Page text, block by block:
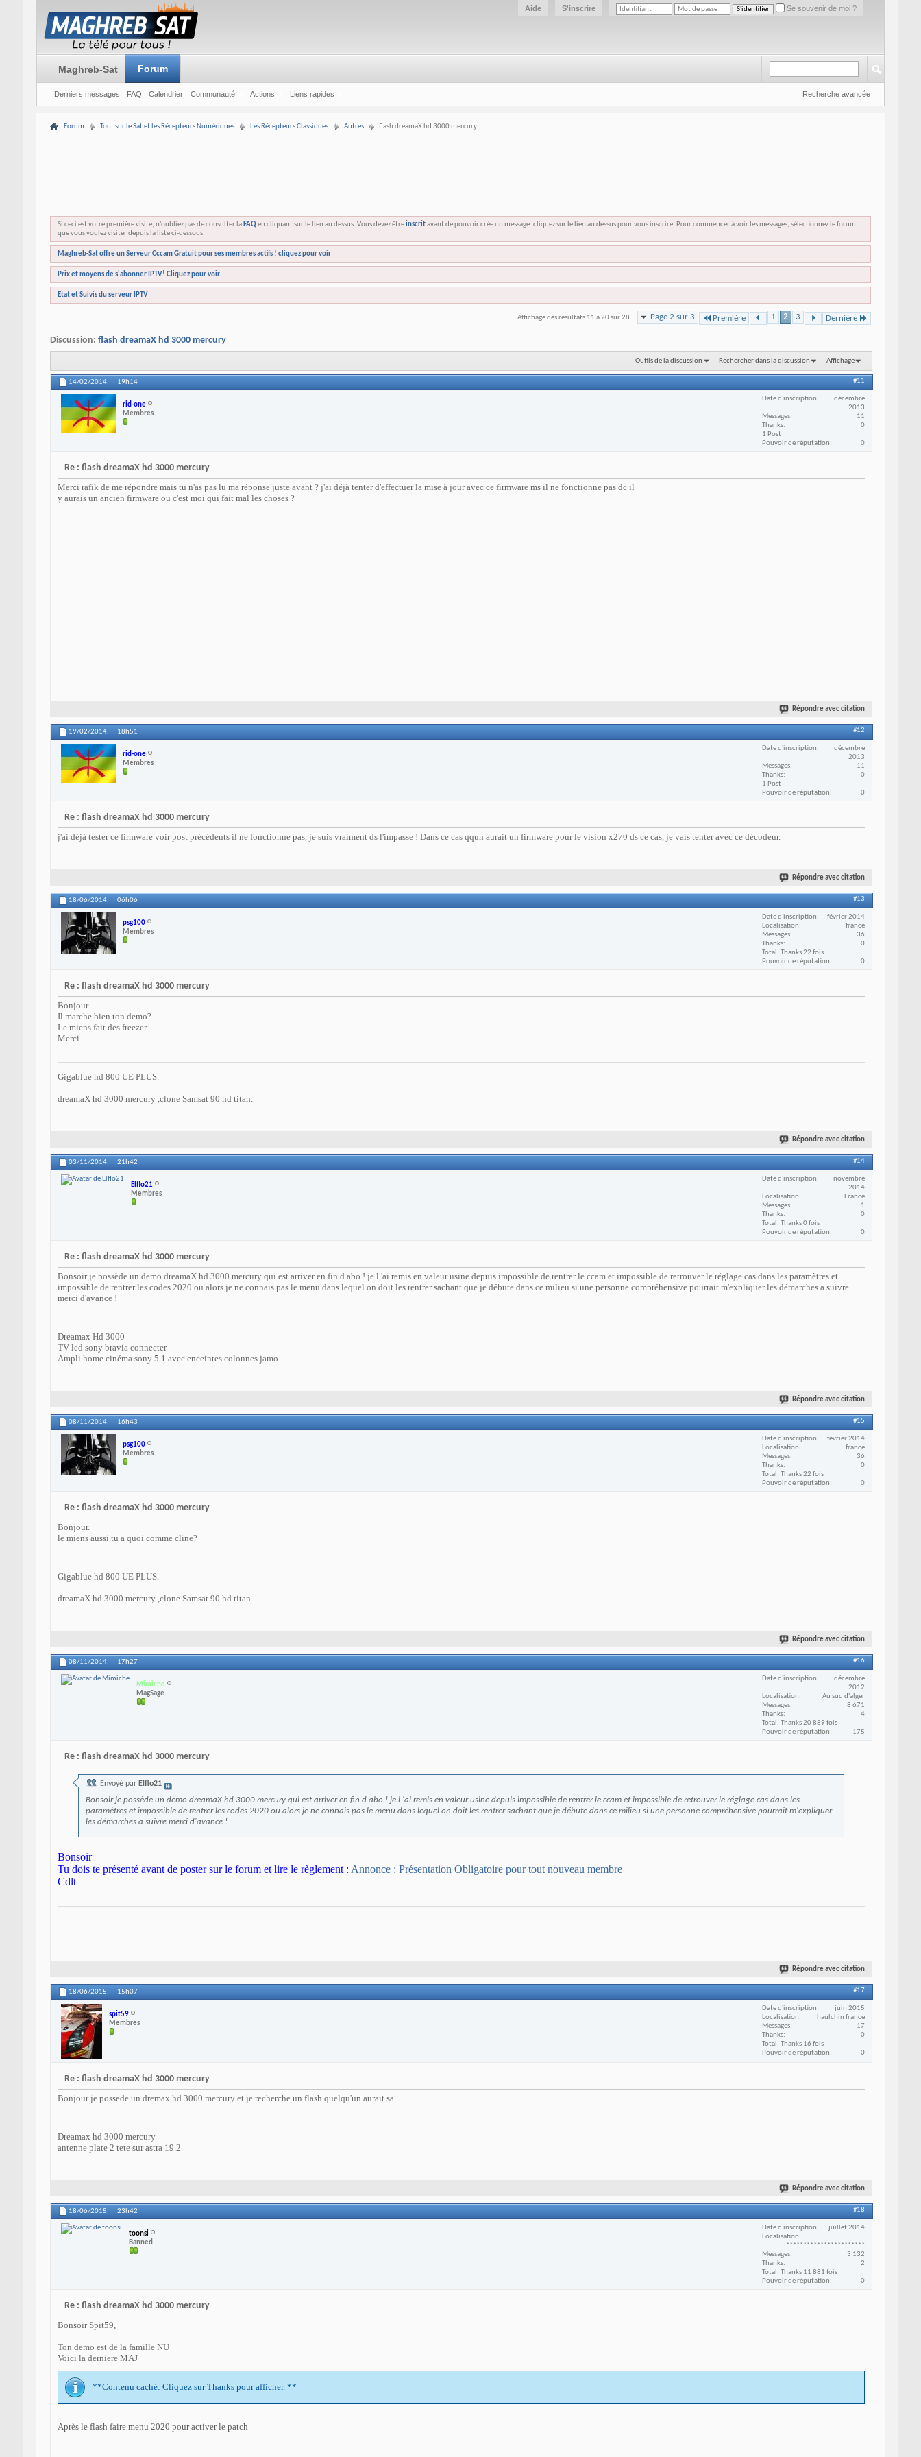
Se souvenir de moi ?
S'inscrire
Aide
Maghreb-Sat Forum
Derniers messages FAQ Calendrier Communauté Actions Liens rapides Recherche avancée
Forum Tout sur le Sat et les Récepteurs Numériques Les Récepteurs Classiques Autres flash dreamaX hd 3000 mercury
Si ceci est votre première visite, n'oubliez pas de consulter la FAQen cliquant sur le lien au dessus. Vous devez êtreinscritavant de pouvoir crée un message: cliquez sur le lien au dessus pour vous inscrire. Pour commencer à voir les messages, sélectionnez le forum
que vous voulez visiter depuis la liste ci-dessous.
Maghreb-Sat offre un Serveur Cccam Gratuit pour ses membres actifs ! cliquez pour voir
Prix et moyens de s'abonner IPTV! Cliquez pour voir
Etat et Suivis du serveur IPTV
Page 2 sur 3 Première 1 2 3 Dernière
Affichage des résultats 11 à 20 sur 28
Discussion: flash dreamaX hd 3000 mercury
Outils de la discussion Rechercher dans la discussion Affichage
14/02/2014, 19h14 #11
rid-one
Membres
Date d'inscription
décembre
2013
Messages
11
Thanks
0
1 Post
Pouvoir de réputation
0
Re : flash dreamaX hd 3000 mercury
Merci rafik de me répondre mais tu n'as pas lu ma réponse juste avant ? j'ai déjà tenter d'effectuer la mise à jour avec ce firmware ms il ne fonctionne pas dc il
y aurais un ancien firmware ou c'est moi qui fait mal les choses ?
Répondre avec citation
19/02/2014, 18h51 #12
rid-one
Membres
Date d'inscription
décembre
2013
Messages
11
Thanks
0
1 Post
Pouvoir de réputation
0
Re : flash dreamaX hd 3000 mercury
j'ai déjà tester ce firmware voir post précédents il ne fonctionne pas, je suis vraiment ds l'impasse ! Dans ce cas qqun aurait un firmware pour le vision x270 ds ce cas, je vais tenter avec ce décodeur.
Répondre avec citation
18/06/2014, 06h06 #13
psg100
Membres
Date d'inscription
février 2014
Localisation
france
Messages
36
Thanks
0
Total, Thanks 22 fois
Pouvoir de réputation
0
Re : flash dreamaX hd 3000 mercury
Bonjour.
Il marche bien ton demo?
Le miens fait des freezer .
Merci
Gigablue hd 800 UE PLUS.
dreamaX hd 3000 mercury ,clone Samsat 90 hd titan.
Répondre avec citation
03/11/2014, 21h42 #14
Elflo21
Membres
Date d'inscription
novembre
2014
Localisation
France
Messages
1
Thanks
0
Total, Thanks 0 fois
Pouvoir de réputation
0
Re : flash dreamaX hd 3000 mercury
Bonsoir je possède un demo dreamaX hd 3000 mercury qui est arriver en fin d abo ! je l 'ai remis en valeur usine depuis impossible de rentrer le ccam et impossible de retrouver le réglage cas dans les paramètres et
impossible de rentrer les codes 2020 ou alors je ne connais pas le menu dans lequel on doit les rentrer sachant que je débute dans ce milieu si une personne compréhensive pourrait m'expliquer les démarches a suivre
merci d'avance !
Dreamax Hd 3000
TV led sony bravia connecter
Ampli home cinéma sony 5.1 avec enceintes colonnes jamo
Répondre avec citation
08/11/2014, 16h43 #15
psg100
Membres
Date d'inscription
février 2014
Localisation
france
Messages
36
Thanks
0
Total, Thanks 22 fois
Pouvoir de réputation
0
Re : flash dreamaX hd 3000 mercury
Bonjour.
le miens aussi tu a quoi comme cline?
Gigablue hd 800 UE PLUS.
dreamaX hd 3000 mercury ,clone Samsat 90 hd titan.
Répondre avec citation
08/11/2014, 17h27 #16
Mimiche
MagSage
Date d'inscription
décembre
2012
Localisation
Au sud d'alger
Messages
8 671
Thanks
4
Total, Thanks 20 889 fois
Pouvoir de réputation
175
Re : flash dreamaX hd 3000 mercury
Envoyé par Elflo21
Bonsoir je possède un demo dreamaX hd 3000 mercury qui est arriver en fin d abo ! je l 'ai remis en valeur usine depuis impossible de rentrer le ccam et impossible de retrouver le réglage cas dans les
paramètres et impossible de rentrer les codes 2020 ou alors je ne connais pas le menu dans lequel on doit les rentrer sachant que je débute dans ce milieu si une personne compréhensive pourrait m'expliquer
les démarches a suivre merci d'avance !
Bonsoir
Tu dois te présenté avant de poster sur le forum et lire le règlement : Annonce : Présentation Obligatoire pour tout nouveau membre
Cdlt
Répondre avec citation
18/06/2015, 15h07 #17
spit59
Membres
Date d'inscription
juin 2015
Localisation
haulchin france
Messages
17
Thanks
0
Total, Thanks 16 fois
Pouvoir de réputation
0
Re : flash dreamaX hd 3000 mercury
Bonjour je possede un dremax hd 3000 mercury et je recherche un flash quelqu'un aurait sa
Dreamax hd 3000 mercury
antenne plate 2 tete sur astra 19.2
Répondre avec citation
18/06/2015, 23h42 #18
toonsi
Banned
Date d'inscription
juillet 2014
Localisation
***********************
Messages
3 132
Thanks
2
Total, Thanks 11 881 fois
Pouvoir de réputation
0
Re : flash dreamaX hd 3000 mercury
Bonsoir Spit59,
Ton demo est de la famille NU
Voici la derniere MAJ
**Contenu caché: Cliquez sur Thanks pour afficher. **
Après le flash faire menu 2020 pour activer le patch